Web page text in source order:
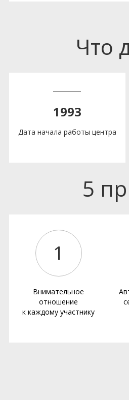
Что
1993
Дата начала работы центра
5
1
Внимательное
отношение
к каждому участнику